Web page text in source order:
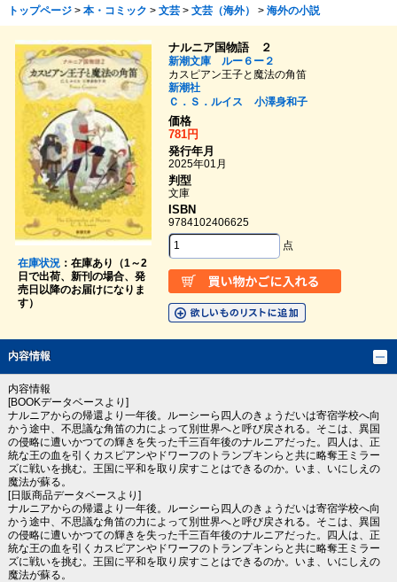
トップページ> 本・コミック > 文芸> 文芸（海外） > 海外の小説
在庫状況：在庫あり（1～2
日で出荷、新刊の場合、発
売日以降のお届けになりま
す）
ナルニア国物語 ２
新潮文庫 ルー６ー２
カスピアン王子と魔法の角笛
新潮社
Ｃ．Ｓ．ルイス
小澤身和子
価格
781円
発行年月
2025年01月
判型
文庫
ISBN
9784102406625
点
内容情報
内容情報
[BOOKデータベースより]
ナルニアからの帰還より一年後。ルーシーら四人のきょうだいは寄宿学校へ向
かう途中、不思議な角笛の力によって別世界へと呼び戻される。そこは、異国
の侵略に遭いかつての輝きを失った千三百年後のナルニアだった。四人は、正
統な王の血を引くカスピアンやドワーフのトランプキンらと共に略奪王ミラー
ズに戦いを挑む。王国に平和を取り戻すことはできるのか。いま、いにしえの
魔法が蘇る。
[日販商品データベースより]
ナルニアからの帰還より一年後。ルーシーら四人のきょうだいは寄宿学校へ向
かう途中、不思議な角笛の力によって別世界へと呼び戻される。そこは、異国
の侵略に遭いかつての輝きを失った千三百年後のナルニアだった。四人は、正
統な王の血を引くカスピアンやドワーフのトランプキンらと共に略奪王ミラー
ズに戦いを挑む。王国に平和を取り戻すことはできるのか。いま、いにしえの
魔法が蘇る。